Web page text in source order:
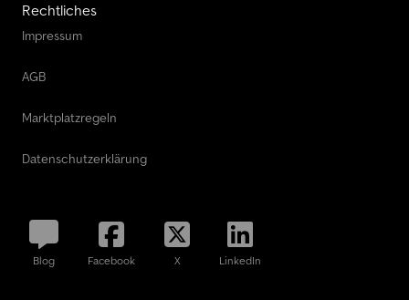
Rechtliches
Impressum
AGB
Marktplatzregeln
Datenschutzerklärung
Blog Facebook X LinkedIn